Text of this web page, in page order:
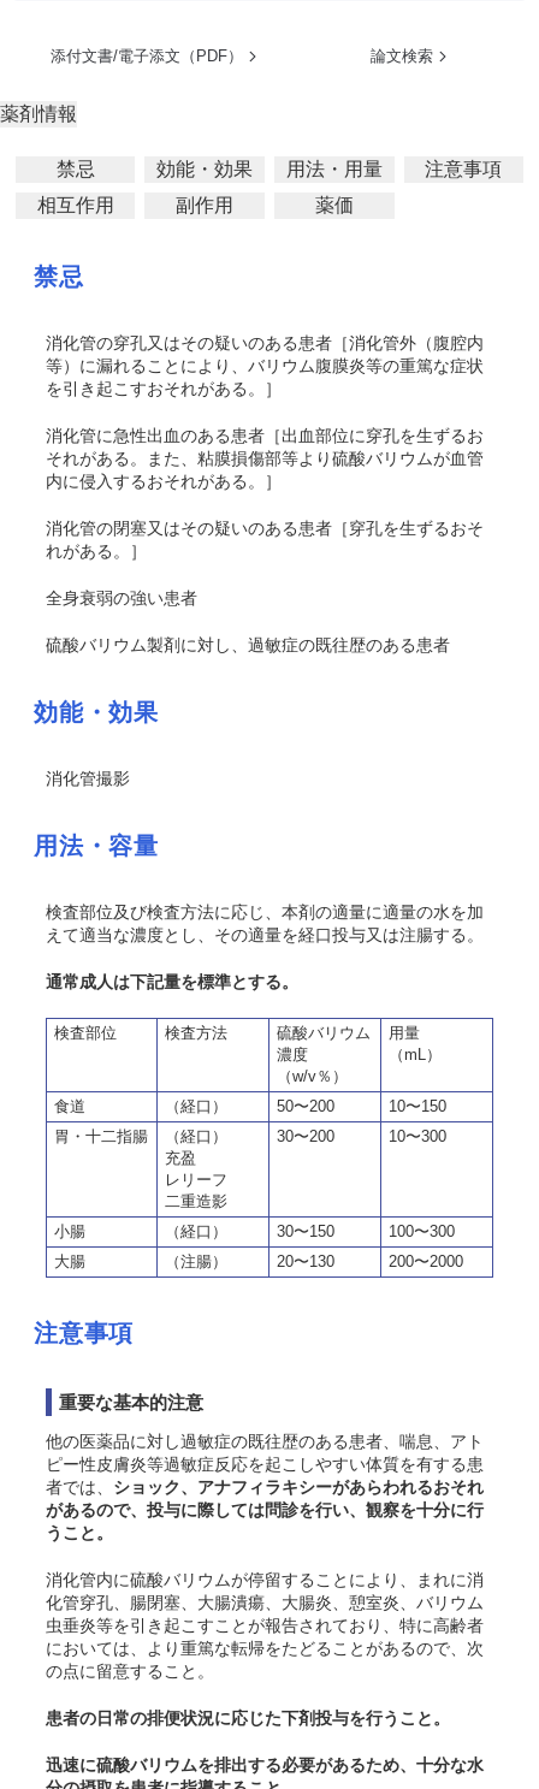
添付文書/電子添文（PDF） 論文検索
薬剤情報
禁忌 効能・効果 用法・用量
注意事項
相互作用
副作用 薬価
禁忌
消化管の穿孔又はその疑いのある患者 ［消化管外（腹腔内
等）に漏れることにより、バリウム腹膜炎等の重篤な症状
を引き起こすおそれがある。］
消化管に急性出血のある患者 ［出血部位に穿孔を生ずるお
それがある。また、粘膜損傷部等より硫酸バリウムが血管
内に侵入するおそれがある。］
消化管の閉塞又はその疑いのある患者 ［穿孔を生ずるおそ
れがある。］
全身衰弱の強い患者
硫酸バリウム製剤に対し、過敏症の既往歴のある患者
効能・効果
消化管撮影
用法・容量
検査部位及び検査方法に応じ、本剤の適量に適量の水を加
えて適当な濃度とし、その適量を経口投与又は注腸する。
通常成人は下記量を標準とする。
検査部位 検査方法
硫酸バリウム
濃度
（w/v％）
用量
（mL）
食道 （経口） 50〜200
10〜150
胃・十二指腸
（経口）
充盈
レリーフ
二重造影
30〜200 10〜300
小腸 （経口） 30〜150
100〜300
大腸
（注腸） 20〜130 200〜2000
注意事項
重要な基本的注意
他の医薬品に対し過敏症の既往歴のある患者、喘息、アト
ピー性皮膚炎等過敏症反応を起こしやすい体質を有する患
者では、 ショック、 アナフィラキシーがあらわれるおそれ
があるので、投与に際しては問診を行い、観察を十分に行
うこと。
消化管内に硫酸バリウムが停留することにより、まれに消
化管穿孔、腸閉塞、 大腸潰瘍、大腸炎、憩室炎、 バリウム
虫垂炎等を引き起こすことが報告されており、特に高齢者
においては、より重篤な転帰をたどることがあるので、次
の点に留意すること。
患者の日常の排便状況に応じた下剤投与を行うこと。
迅速に硫酸バリウムを排出する必要があるため、十分な水